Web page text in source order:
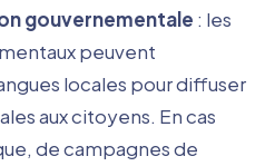
gouvernementale : les
peuvent
locales pour diffuser
aux citoyens. En cas
de campagnes de